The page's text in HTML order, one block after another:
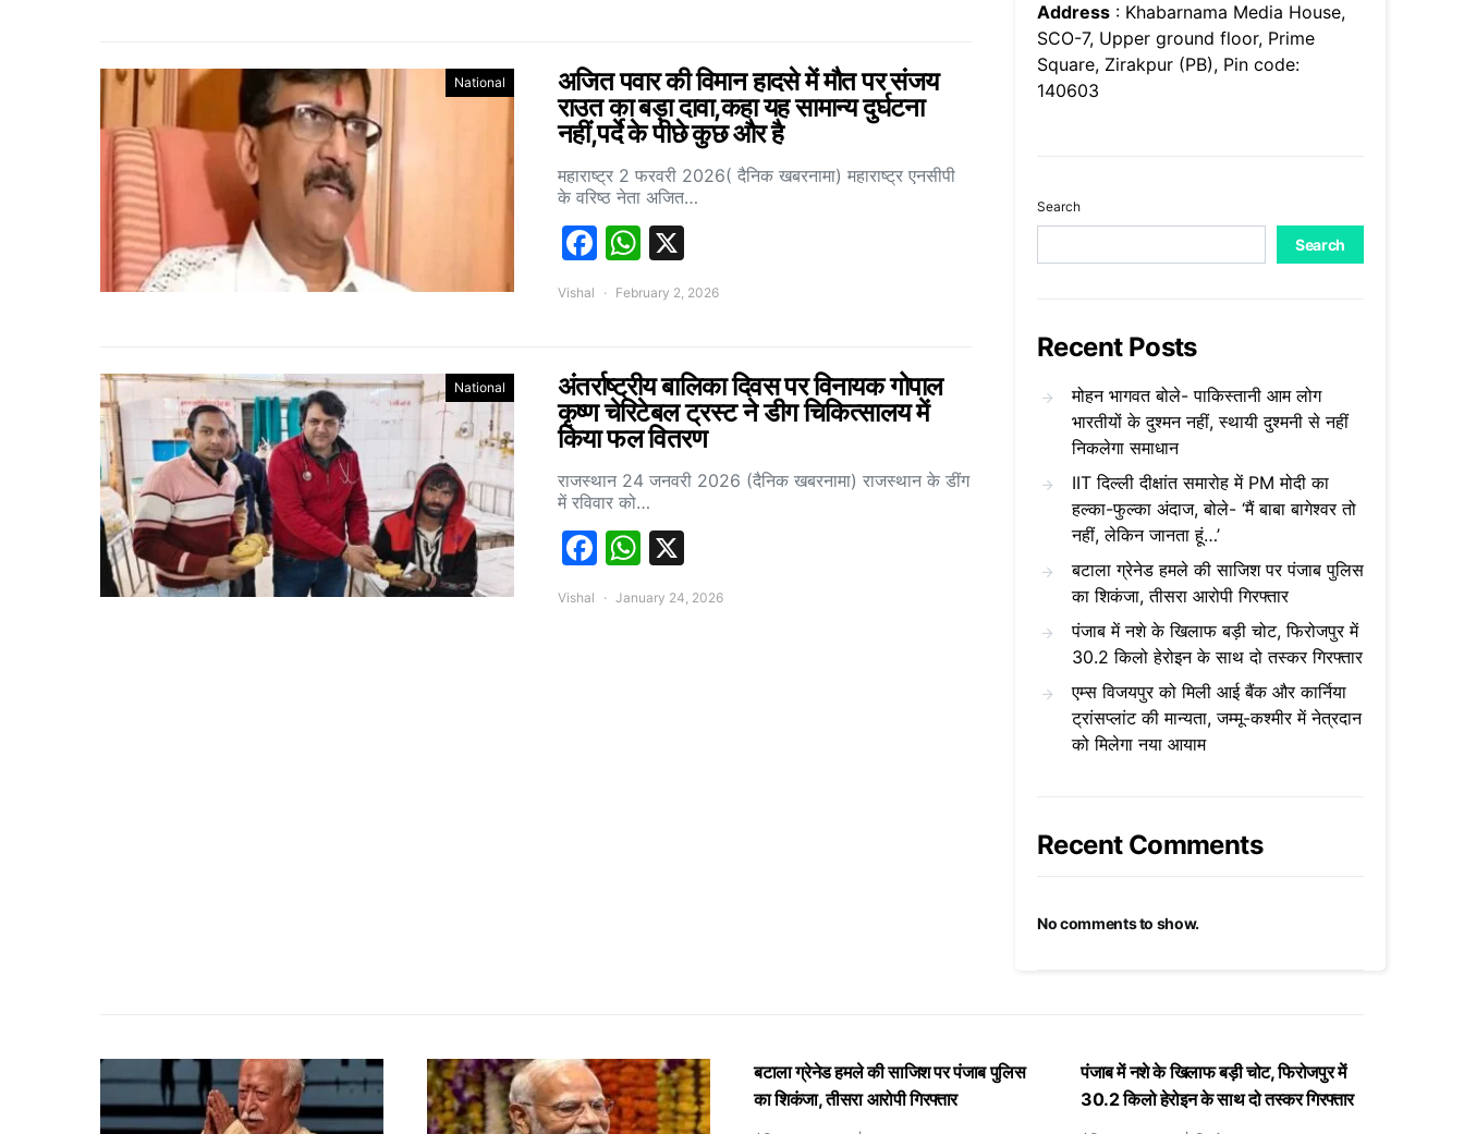
National
अजित पवार की विमान हादसे में मौत पर संजय
राउत का बड़ा दावा,कहा यह सामान्य दुर्घटना
नहीं,पर्दे के पीछे कुछ और है
महाराष्ट्र 2 फरवरी 2026( दैनिक खबरनामा) महाराष्ट्र एनसीपी
के वरिष्ठ नेता अजित…
Facebook
WhatsApp
Vishal February 2, 2026
National
अंतर्राष्ट्रीय बालिका दिवस पर विनायक गोपाल
कृष्ण चेरिटेबल ट्रस्ट ने डीग चिकित्सालय में
किया फल वितरण
राजस्थान 24 जनवरी 2026 (दैनिक खबरनामा) राजस्थान के डींग
में रविवार को…
Facebook
WhatsApp
Vishal January 24, 2026
Address : Khabarnama Media House,
SCO-7, Upper ground floor, Prime
Square, Zirakpur (PB), Pin code:
140603
Search
Search
Recent Posts
मोहन भागवत बोले- पाकिस्तानी आम लोग
भारतीयों के दुश्मन नहीं, स्थायी दुश्मनी से नहीं
निकलेगा समाधान
IIT दिल्ली दीक्षांत समारोह में PM मोदी का
हल्का-फुल्का अंदाज, बोले- ‘मैं बाबा बागेश्वर तो
नहीं, लेकिन जानता हूं…’
बटाला ग्रेनेड हमले की साजिश पर पंजाब पुलिस
का शिकंजा, तीसरा आरोपी गिरफ्तार
पंजाब में नशे के खिलाफ बड़ी चोट, फिरोजपुर में
30.2 किलो हेरोइन के साथ दो तस्कर गिरफ्तार
एम्स विजयपुर को मिली आई बैंक और कार्निया
ट्रांसप्लांट की मान्यता, जम्मू-कश्मीर में नेत्रदान
को मिलेगा नया आयाम
Recent Comments
No comments to show.
बटाला ग्रेनेड हमले की साजिश पर पंजाब पुलिस
का शिकंजा, तीसरा आरोपी गिरफ्तार
पंजाब में नशे के खिलाफ बड़ी चोट, फिरोजपुर में
30.2 किलो हेरोइन के साथ दो तस्कर गिरफ्तार